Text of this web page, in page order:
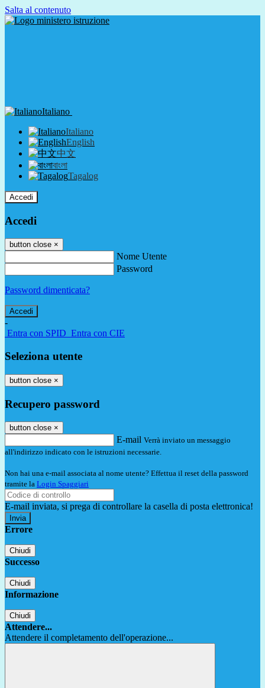
Salta al contenuto
Italiano
Italiano
English
中文
বাংলা
Tagalog
Accedi
Accedi
button close ×
Nome Utente
Password
Password dimenticata?
-
Entra con SPID Entra con CIE
Seleziona utente
button close ×
Recupero password
button close ×
E-mail Verrà inviato un messaggio
all'indirizzo indicato con le istruzioni necessarie.
Non hai una e-mail associata al nome utente? Effettua il reset della password
tramite la Login Spaggiari
E-mail inviata, si prega di controllare la casella di posta elettronica!
Errore
Chiudi
Successo
Chiudi
Informazione
Chiudi
Attendere...
Attendere il completamento dell'operazione...